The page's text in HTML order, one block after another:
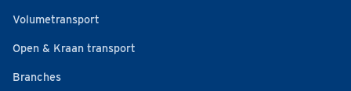
Volumetransport
Open & Kraan transport
Branches